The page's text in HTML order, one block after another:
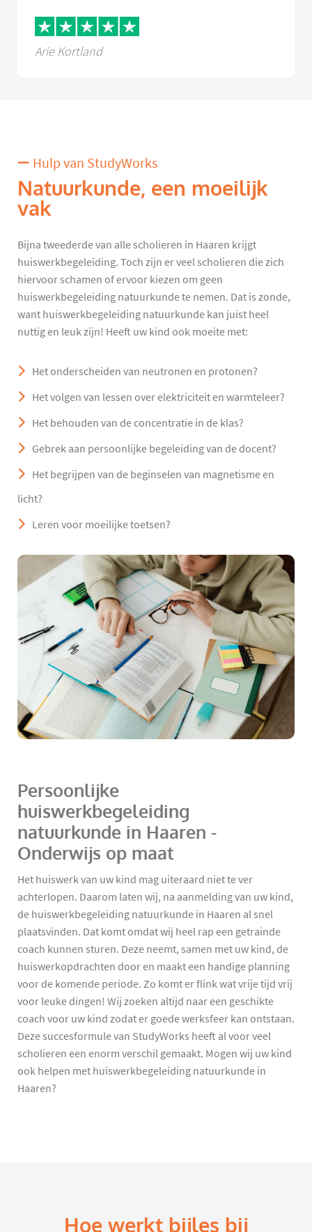
Arie Kortland
Hulp van StudyWorks
Natuurkunde, een moeilijk
vak
Bijna tweederde van alle scholieren in Haaren krijgt
huiswerkbegeleiding. Toch zijn er veel scholieren die zich
hiervoor schamen of ervoor kiezen om geen
huiswerkbegeleiding natuurkunde te nemen. Dat is zonde,
want huiswerkbegeleiding natuurkunde kan juist heel
nuttig en leuk zijn! Heeft uw kind ook moeite met:
Het onderscheiden van neutronen en protonen?
Het volgen van lessen over elektriciteit en warmteleer?
Het behouden van de concentratie in de klas?
Gebrek aan persoonlijke begeleiding van de docent?
Het begrijpen van de beginselen van magnetisme en
licht?
Leren voor moeilijke toetsen?
Persoonlijke
huiswerkbegeleiding
natuurkunde in Haaren -
Onderwijs op maat
Het huiswerk van uw kind mag uiteraard niet te ver
achterlopen. Daarom laten wij, na aanmelding van uw kind,
de huiswerkbegeleiding natuurkunde in Haaren al snel
plaatsvinden. Dat komt omdat wij heel rap een getrainde
coach kunnen sturen. Deze neemt, samen met uw kind, de
huiswerkopdrachten door en maakt een handige planning
voor de komende periode. Zo komt er flink wat vrije tijd vrij
voor leuke dingen! Wij zoeken altijd naar een geschikte
coach voor uw kind zodat er goede werksfeer kan ontstaan.
Deze succesformule van StudyWorks heeft al voor veel
scholieren een enorm verschil gemaakt. Mogen wij uw kind
ook helpen met huiswerkbegeleiding natuurkunde in
Haaren?
Hoe werkt bijles bij